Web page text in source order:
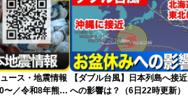
ース・地震情報
〜／令和8年熊本
【ダブル台風】日本列島へ接近 お盆休み
への影響は？（6日22時更新）